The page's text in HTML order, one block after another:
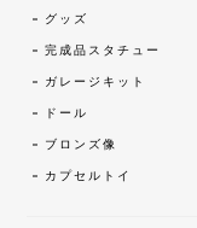
グッズ
完成品スタチュー
ガレージキット
ドール
ブロンズ像
カプセルトイ